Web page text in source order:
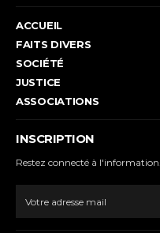
ACCUEIL
FAITS DIVERS
SOCIÉTÉ
JUSTICE
ASSOCIATIONS
INSCRIPTION
Restez connecté à l'information.